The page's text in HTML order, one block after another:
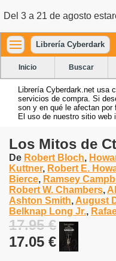
Del 3 a 21 de agosto
Librería Cyberdark
Inicio Buscar
Librería Cyberdark.net usa
servicios de compra. Si
son y en qué le afectan por
El uso de nuestro sitio web
Los Mitos de
De Robert Bloch,
Kuttner, Robert E.
Bierce, Ramsey
Robert W. Chambers,
Ashton Smith, August
Belknap Long Jr.,
17.95 €
17.05 €